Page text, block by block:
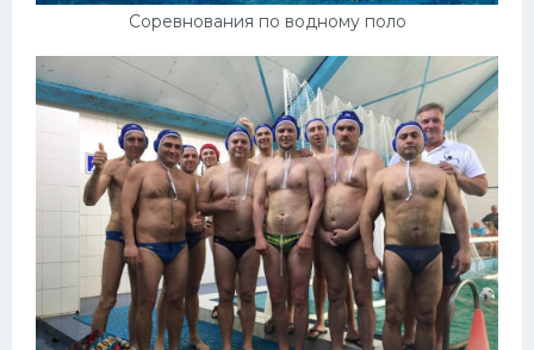
Соревнования по водному поло